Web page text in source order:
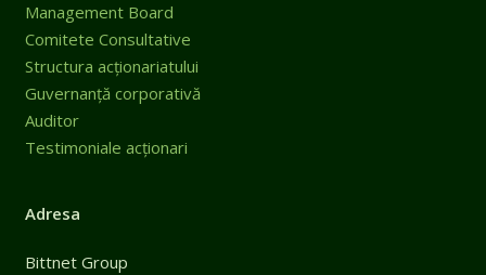
Management Board
Comitete Consultative
Structura acționariatului
Guvernanță corporativă
Auditor
Testimoniale acționari
Adresa
Bittnet Group